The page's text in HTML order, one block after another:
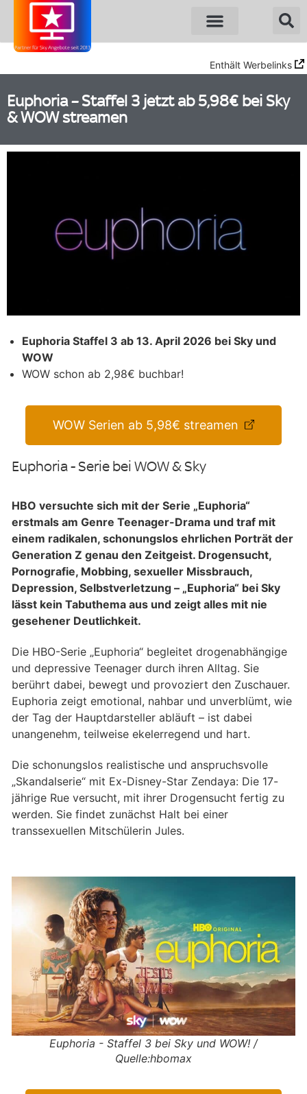
Enthält Werbelinks
Euphoria – Staffel 3 jetzt ab 5,98€ bei Sky
& WOW streamen
Euphoria Staffel 3 ab 13. April 2026 bei Sky und
WOW
WOW schon ab 2,98€ buchbar!
WOW Serien ab 5,98€ streamen
Euphoria - Serie bei WOW & Sky
HBO versuchte sich mit der Serie „Euphoria“
erstmals am Genre Teenager-Drama und traf mit
einem radikalen, schonungslos ehrlichen Porträt der
Generation Z genau den Zeitgeist. Drogensucht,
Pornografie, Mobbing, sexueller Missbrauch,
Depression, Selbstverletzung – „Euphoria“ bei Sky
lässt kein Tabuthema aus und zeigt alles mit nie
gesehener Deutlichkeit.
Die HBO-Serie „Euphoria“ begleitet drogenabhängige
und depressive Teenager durch ihren Alltag. Sie
berührt dabei, bewegt und provoziert den Zuschauer.
Euphoria zeigt emotional, nahbar und unverblümt, wie
der Tag der Hauptdarsteller abläuft – ist dabei
unangenehm, teilweise ekelerregend und hart.
Die schonungslos realistische und anspruchsvolle
„Skandalserie“ mit Ex-Disney-Star Zendaya: Die 17-
jährige Rue versucht, mit ihrer Drogensucht fertig zu
werden. Sie findet zunächst Halt bei einer
transsexuellen Mitschülerin Jules.
Euphoria - Staffel 3 bei Sky und WOW! /
Quelle:hbomax